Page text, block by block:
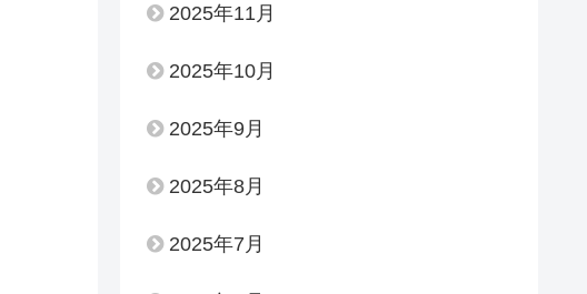
2025年11月
2025年10月
2025年9月
2025年8月
2025年7月